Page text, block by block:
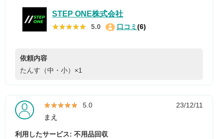
STEP ONE株式会社
★★★★★
★★★★★ 5.0 口コミ (6)
依頼内容
たんす（中・小）×1
★★★★★
★★★★★ 5.0
23/12/11
まえ
利用したサービス: 不用品回収